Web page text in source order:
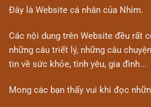
Đây là Website cá nhân của Nhím.
Các nội dung trên Website đều rất
những câu triết lý, những câu
tin về sức khỏe, tình yêu, gia đình...
Mong các bạn thấy vui khi đọc